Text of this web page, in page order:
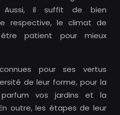
Aussi, il suffit de bien
respective, le climat de
patient pour mieux
pour ses vertus
de leur forme, pour la
vos jardins et la
outre, les étapes de leur